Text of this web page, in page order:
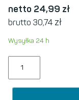
netto 24,99 zł
brutto 30,74 zł
Wysyłka 24 h